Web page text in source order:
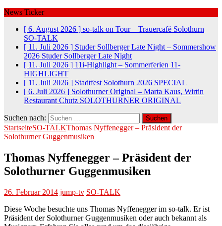
News Ticker
[ 6. August 2026 ] so-talk on Tour – Trauercafé Solothurn
SO-TALK
[ 11. Juli 2026 ] Studer Sollberger Late Night – Sommershow
2026 Studer Sollberger Late Night
[ 11. Juli 2026 ] 11i-Highlight – Sommerferien 11-
HIGHLIGHT
[ 11. Juli 2026 ] Stadtfest Solothurn 2026 SPECIAL
[ 6. Juli 2026 ] Solothurner Original – Marta Kaus, Wirtin
Restaurant Chutz SOLOTHURNER ORIGINAL
Suchen nach:
StartseiteSO-TALKThomas Nyffenegger – Präsident der
Solothurner Guggenmusiken
Thomas Nyffenegger – Präsident der
Solothurner Guggenmusiken
26. Februar 2014 jump-tv SO-TALK
Diese Woche besuchte uns Thomas Nyffenegger im so-talk. Er ist
Präsident der Solothurner Guggenmusiken oder auch bekannt als